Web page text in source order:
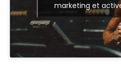
marketing et